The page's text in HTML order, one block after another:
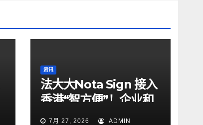
资讯
法大大Nota Sign 接入
香港“智方便”！企业和
居民一站式搞定开户、
7月 27, 2026 ADMIN